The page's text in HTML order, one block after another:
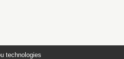
technologies